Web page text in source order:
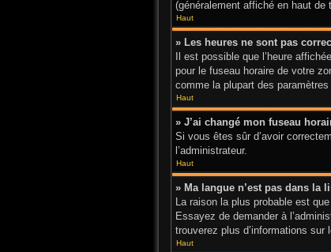
(généralement affiché en haut
Haut
» Les heures ne sont pas
Il est possible que l’heure
pour le fuseau horaire de votre
comme la plupart des
Haut
» J’ai changé mon fuseau
Si vous êtes sûr d’avoir
l’administrateur.
Haut
» Ma langue n’est pas dans la
La raison la plus probable est
Essayez de demander à
trouverez plus d’informations
Haut